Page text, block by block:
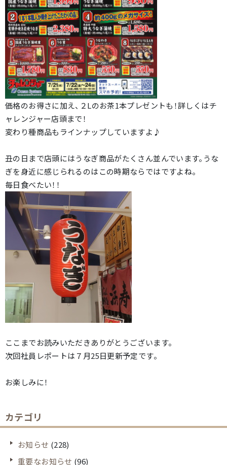
価格のお得さに加え、２Lのお茶1本プレゼントも！詳しくはチ
ャレンジャー店頭まで！
変わり種商品もラインナップしていますよ♪
丑の日まで店頭にはうなぎ商品がたくさん並んでいます。うな
ぎを身近に感じられるのはこの時期ならではですよね。
毎日食べたい！！
ここまでお読みいただきありがとうございます。
次回社員レポートは７月25日更新予定です。
お楽しみに！
カテゴリ
お知らせ (228)
重要なお知らせ (96)